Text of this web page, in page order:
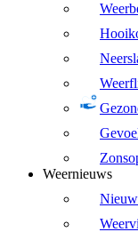
Weernieuws